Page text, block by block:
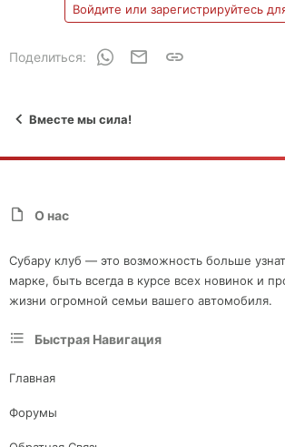
Войдите или зарегистрируйтесь
Поделиться: WhatsAppЭлектронная почта
Вместе мы сила!
О нас
Субару клуб — это возможность больше
марке, быть всегда в курсе всех новинок и
жизни огромной семьи вашего автомобиля.
Быстрая Навигация
Главная
Форумы